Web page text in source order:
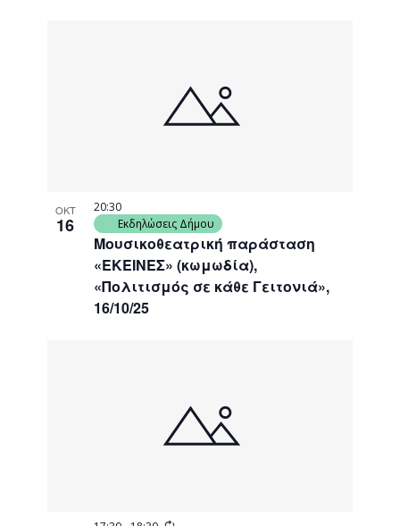
ΟΚΤ
16
Μουσικοθεατρική παράσταση
«ΕΚΕΙΝΕΣ» (κωμωδία),
«Πολιτισμός σε κάθε Γειτονιά»,
16/10/25
20:30
Εκδηλώσεις Δήμου